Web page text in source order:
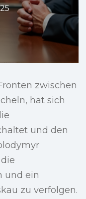
zwischen
hat sich
und den
und ein
zu verfolgen.